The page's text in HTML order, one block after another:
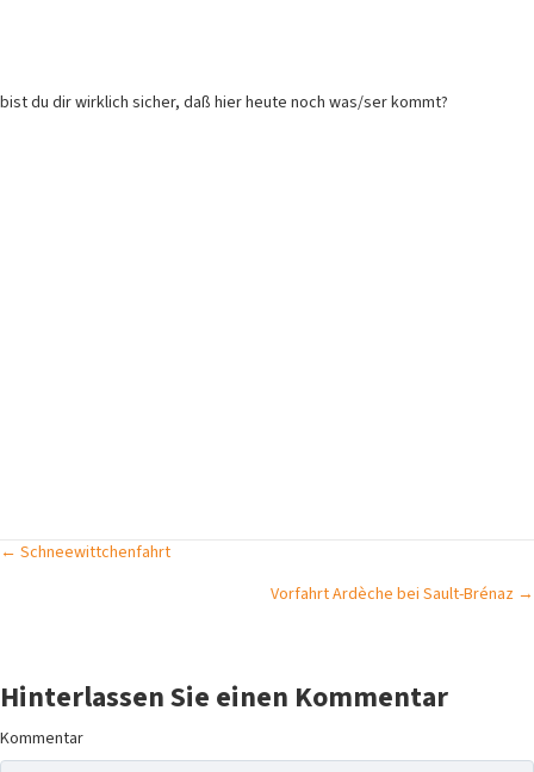
bist du dir wirklich sicher, daß hier heute noch was/ser kommt?
Posts
← Schneewittchenfahrt
Vorfahrt Ardèche bei Sault-Brénaz →
Hinterlassen Sie einen Kommentar
Kommentar